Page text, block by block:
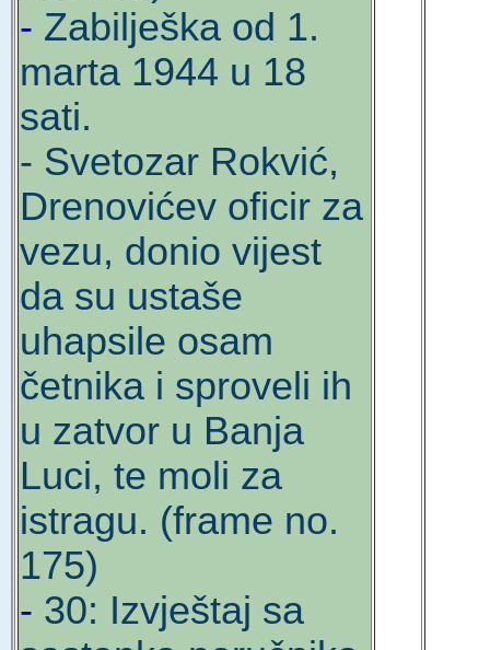
- Zabilješka od 1.
marta 1944 u 18
sati.
- Svetozar Rokvić,
Drenovićev oficir za
vezu, donio vijest
da su ustaše
uhapsile osam
četnika i sproveli ih
u zatvor u Banja
Luci, te moli za
istragu. (frame no.
175)
- 30: Izvještaj sa